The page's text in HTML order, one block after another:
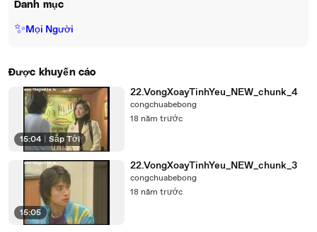
Danh mục
✨Mọi Người
Được khuyến cáo
15:04 Sắp Tới
22.VongXoayTinhYeu_NEW_chunk_4
congchuabebong
18 năm trước
15:05
22.VongXoayTinhYeu_NEW_chunk_3
congchuabebong
18 năm trước